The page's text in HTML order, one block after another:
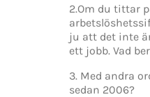
2.Om du tittar
ju att det inte
ett jobb. Vad
3. Med andra
sedan 2006?